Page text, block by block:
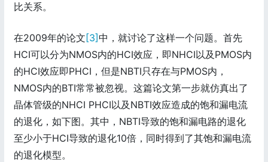
比关系。
在2009年的论文 [3]中，就讨论了这样一个问题。首先
HCI可以分为NMOS内的HCI效应，即NHCI以及PMOS内
的HCI效应即PHCI，但是NBTI只存在与PMOS内，
NMOS内的BTI常常被忽视。这篇论文第一步就仿真出了
晶体管级的NHCI PHCI以及NBTI效应造成的饱和漏电流
的退化，如下图。其中，NBTI导致的饱和漏电路的退化
至少小于HCI导致的退化10倍，同时得到了其饱和漏电流
的退化模型。